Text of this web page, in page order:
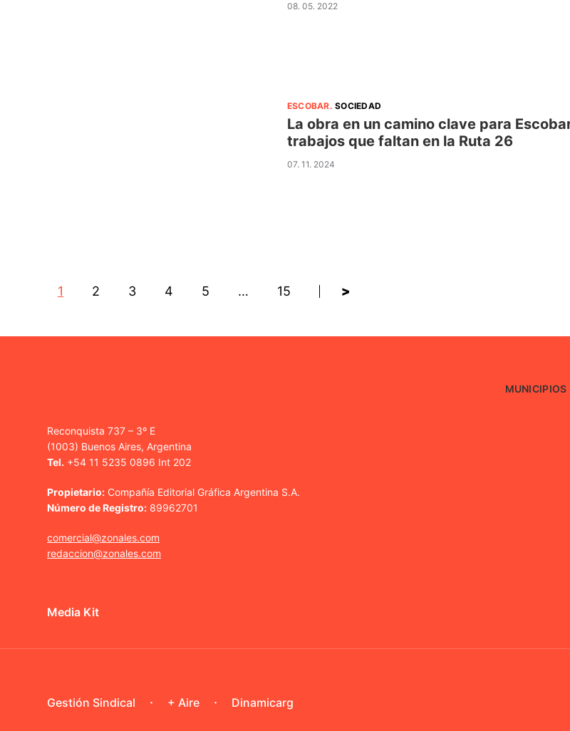
08. 05. 2022
ESCOBAR.SOCIEDAD
La obra en un camino clave para
trabajos que faltan en la Ruta 26
07. 11. 2024
1 2 3 4 5 … 15 >
MUNICIPIOS
Reconquista 737 – 3º E
(1003) Buenos Aires, Argentina
Tel. +54 11 5235 0896 Int 202
Propietario: Compañía Editorial Gráfica Argentina S.A.
Número de Registro: 89962701
comercial@zonales.com
redaccion@zonales.com
Media Kit
Gestión Sindical + Aire Dinamicarg